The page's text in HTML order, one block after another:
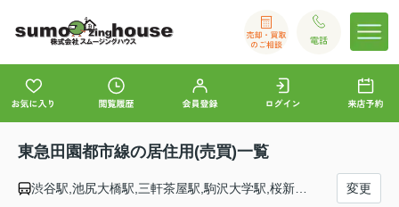
東急田園都市線の居住用(売買)一覧
変更